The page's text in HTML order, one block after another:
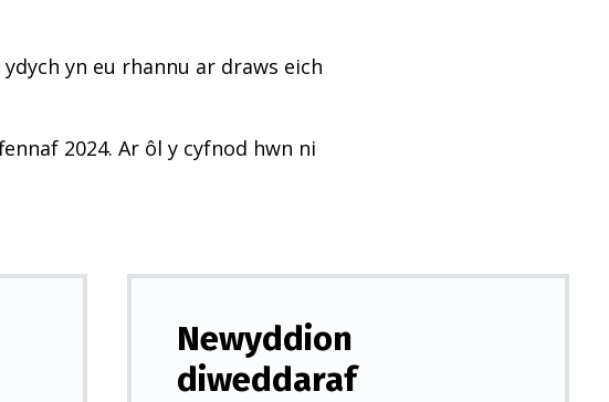
yn eu rhannu ar draws eich
2024. Ar ôl y cyfnod hwn ni
Newyddion
diweddaraf